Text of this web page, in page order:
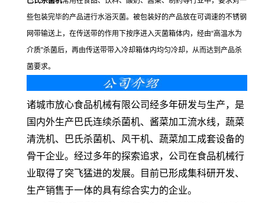
些包装完毕的产品进行水浴灭菌。被包装好的产品放在可调速的不锈钢
网带输送上，在传送带的作用下按序进入灭菌箱体内，经由“高温水为
介质”杀菌后，再由传送带带入冷却箱体内均匀冷却，从而达到产品杀
菌要求。
诸城市放心食品机械有限公司经多年研发与生产，是
国内外生产巴氏连续杀菌机、酱菜加工流水线，蔬菜
清洗机、巴氏杀菌机、风干机、蔬菜加工成套设备的
骨干企业。经过多年的探索追求，公司在食品机械行
业取得了突飞猛进的发展。目前已形成集科研开发、
生产销售于一体的具有综合实力的企业。